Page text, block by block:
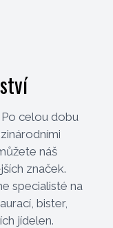
celou dobu
náš
značek.
specialisté na
bister,
jídelen.